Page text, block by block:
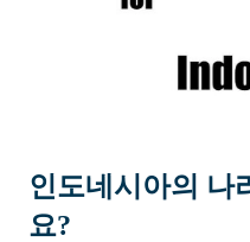
인도네시아의 나
요?